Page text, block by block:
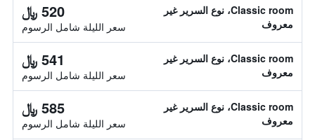
Classic room، نوع السرير غير
معروف
520 ﷼
سعر الليلة شامل الرسوم
Classic room، نوع السرير غير
معروف
541 ﷼
سعر الليلة شامل الرسوم
Classic room، نوع السرير غير
معروف
585 ﷼
سعر الليلة شامل الرسوم